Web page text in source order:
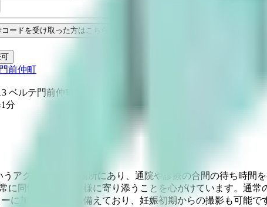
ードを受け取った方はこちら
前仲町
ベルテ門前仲町1F
1分
アクセスのよい場所にあり、通院や診療の合間の待ち時
に同性として患者様に寄り添うことを心がけています。通
に加え経膣４Dも備えており、妊娠初期からの撮影も可能